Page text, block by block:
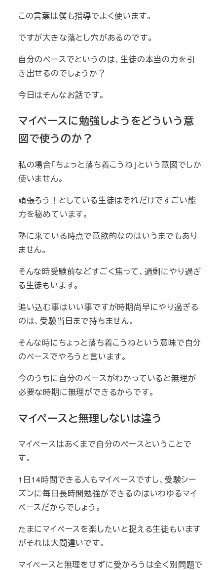
この言葉は僕も指導でよく使います。
ですが大きな落とし穴があるのです。
自分のペースでというのは、生徒の本当の力を引
き出せるのでしょうか？
今日はそんなお話です。
マイペースに勉強しようをどういう意
図で使うのか？
私の場合「ちょっと落ち着こうね」という意図でしか
使いません。
頑張ろう！としている生徒はそれだけですごい能
力を秘めています。
塾に来ている時点で意欲的なのはいうまでもあり
ません。
そんな時受験前などすごく焦って、過剰にやり過ぎ
る生徒もいます。
追い込む事はいい事ですが時期尚早にやり過ぎる
のは、受験当日まで持ちません。
そんな時にちょっと落ち着こうねという意味で自分
のペースでやろうと言います。
今のうちに自分のペースがわかっていると無理が
必要な時期に無理ができるからです。
マイペースと無理しないは違う
マイペースはあくまで自分のペースということで
す。
1日14時間できる人もマイペースですし、受験シー
ズンに毎日長時間勉強ができるのはいわゆるマイ
ペースだからでしょう。
たまにマイペースを楽したいと捉える生徒もいます
がそれは大間違いです。
マイペースと無理をせずに受かろうは全く別問題で